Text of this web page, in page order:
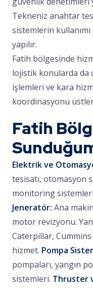
Tekneniz anahtar
sistemlerin
yapılır.
Fatih bölgesinde
lojistik konularda da
işlemleri ve kara
koordinasyonu
Fatih
Elektrik ve
tesisatı, otomasyon
monitoring
Jeneratör: Ana
motor revizyonu.
Caterpillar,
hizmet. Pompa
pompaları, yangın
sistemleri. Thruster